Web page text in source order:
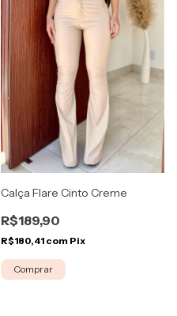
Calça Flare Cinto Creme
R$189,90
R$180,41 com Pix
Comprar